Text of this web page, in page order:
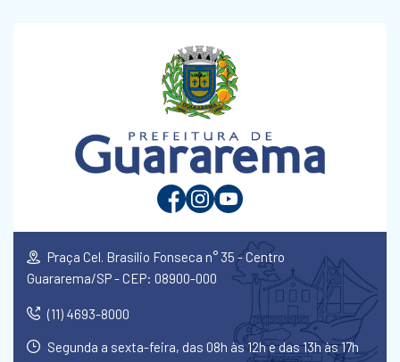
Praça Cel. Brasílio Fonseca n° 35 - Centro
Guararema/SP - CEP: 08900-000
(11) 4693-8000
Segunda a sexta-feira, das 08h às 12h e das 13h às 17h